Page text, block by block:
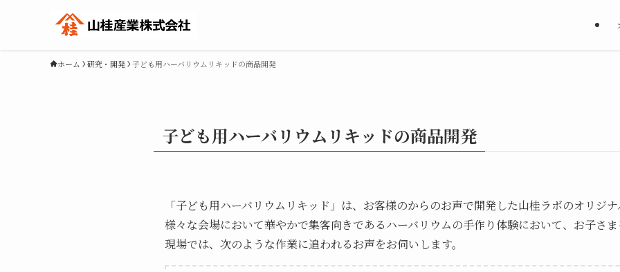
ホーム 研究・開発 子ども用ハーバリウムリキッドの商品開発
子ども用ハーバリウムリキッドの商品開発
「子ども用ハーバリウムリキッド」は、お客様のからのお声で開発した山桂ラボのオリジナ
様々な会場において華やかで集客向きであるハーバリウムの手作り体験において、お子さ
現場では、次のような作業に追われるお声をお伺いします。